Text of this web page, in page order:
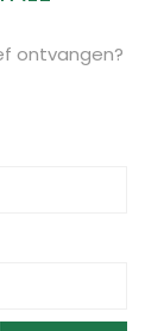
ontvangen?